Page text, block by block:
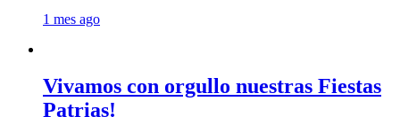
1 mes ago
Vivamos con orgullo nuestras Fiestas
Patrias!